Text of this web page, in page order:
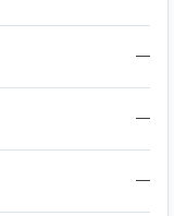
—
—
—